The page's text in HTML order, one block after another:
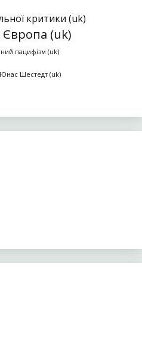
критики (uk)
Європа (uk)
пацифізм (uk)
Юнас Шестедт (uk)